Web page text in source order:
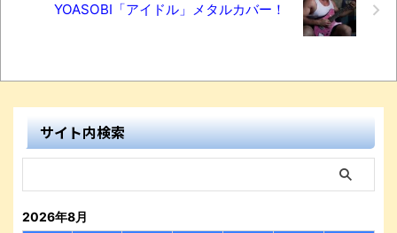
YOASOBI「アイドル」メタルカバー！
サイト内検索
2026年8月